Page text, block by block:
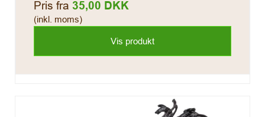
Pris fra 35,00 DKK
(inkl. moms)
Vis produkt